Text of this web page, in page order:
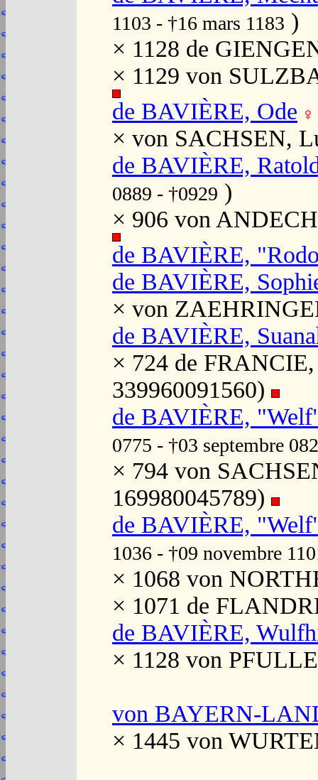
1103 - †16 mars 1183 )
× 1128 de
× 1129 von
de BAVIÈRE, Ode
× von SACHSEN,
de BAVIÈRE,
0889 - †0929 )
× 906 von
de BAVIÈRE,
de BAVIÈRE,
× von
de BAVIÈRE,
× 724 de
339960091560)
de BAVIÈRE,
0775 - †03 septembre
× 794 von
169980045789)
de BAVIÈRE,
1036 - †09 novembre
× 1068 von
× 1071 de
de BAVIÈRE,
× 1128 von
von BAYERN-
× 1445 von